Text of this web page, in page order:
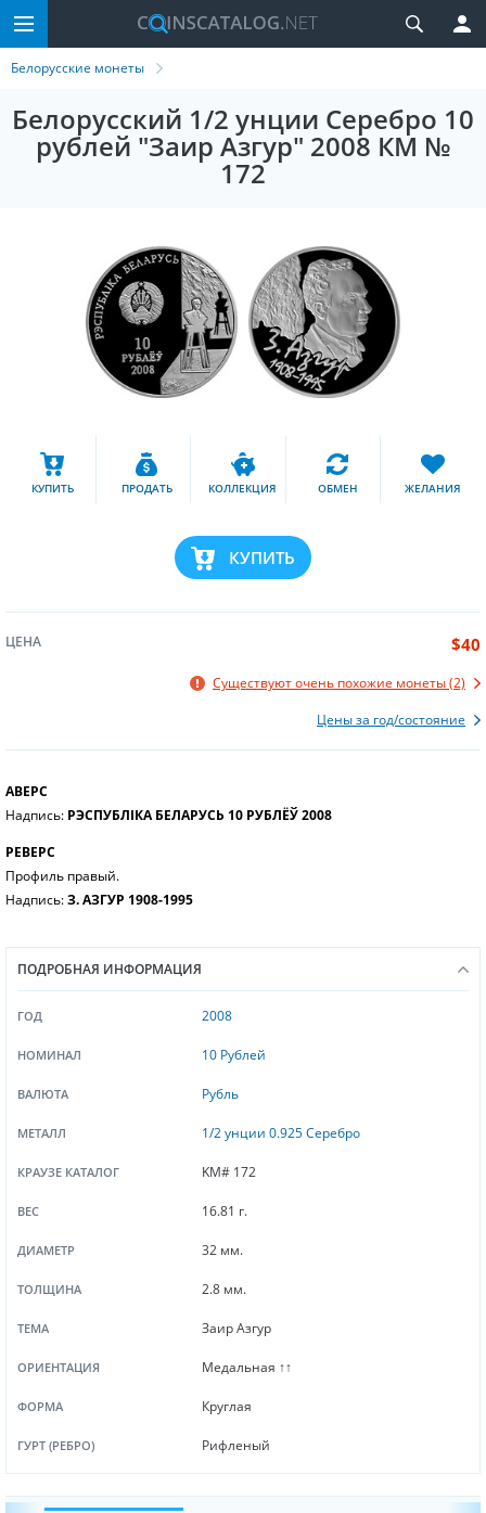
Белорусские монеты
Белорусский 1/2 унции Серебро 10
рублей "Заир Азгур" 2008 КМ №
172
КУПИТЬ ПРОДАТЬ КОЛЛЕКЦИЯ ОБМЕН ЖЕЛАНИЯ
КУПИТЬ
ЦЕНА $40
Существуют очень похожие монеты (2)
Цены за год/состояние
АВЕРС
Надпись: РЭСПУБЛІКА БЕЛАРУСЬ 10 РУБЛЁЎ 2008
РЕВЕРС
Профиль правый.
Надпись:З. АЗГУР 1908-1995
ПОДРОБНАЯ ИНФОРМАЦИЯ
ГОД 2008
НОМИНАЛ 10 Рублей
ВАЛЮТА Рубль
МЕТАЛЛ 1/2 унции 0.925 Серебро
КРАУЗЕ КАТАЛОГ KM# 172
ВЕС 16.81 г.
ДИАМЕТР 32 мм.
ТОЛЩИНА 2.8 мм.
ТЕМА Заир Азгур
ОРИЕНТАЦИЯ Медальная ↑↑
ФОРМА Круглая
ГУРТ (РЕБРО) Рифленый